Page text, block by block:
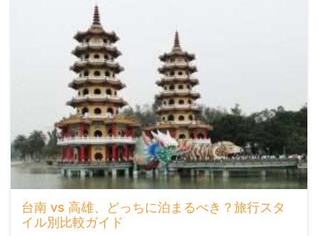
台南 vs 高雄、どっちに泊まるべき？旅行スタ
イル別比較ガイド